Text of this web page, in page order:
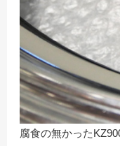
腐食の無かった